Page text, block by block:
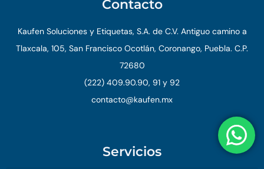
Contacto
Kaufen Soluciones y Etiquetas, S.A. de C.V. Antiguo camino a
Tlaxcala, 105, San Francisco Ocotlán, Coronango, Puebla. C.P.
72680
(222) 409.90.90, 91 y 92
contacto@kaufen.mx
Servicios